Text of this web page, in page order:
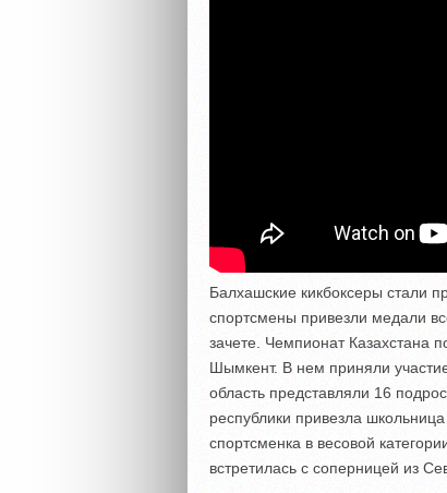
Балхашские кикбоксеры стали
спортсмены привезли медали
зачете. Чемпионат Казахстана
Шымкент. В нем приняли
область представляли 16
республики привезла
спортсменка в весовой
встретилась с соперницей из